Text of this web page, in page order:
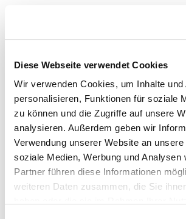
Diese Webseite verwendet Cookies
Wir verwenden Cookies, um Inhalte und
personalisieren, Funktionen für soziale
zu können und die Zugriffe auf unsere
analysieren. Außerdem geben wir
Verwendung unserer Website an
soziale Medien, Werbung und Analysen
Partner führen diese Informationen
weiteren Daten zusammen, die Sie